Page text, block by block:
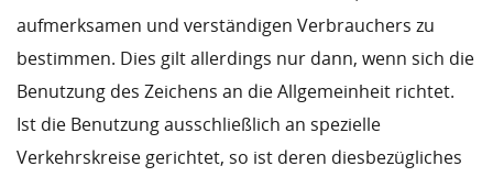
aufmerksamen und verständigen Verbrauchers zu
bestimmen. Dies gilt allerdings nur dann, wenn sich die
Benutzung des Zeichens an die Allgemeinheit richtet.
Ist die Benutzung ausschließlich an spezielle
Verkehrskreise gerichtet, so ist deren diesbezügliches